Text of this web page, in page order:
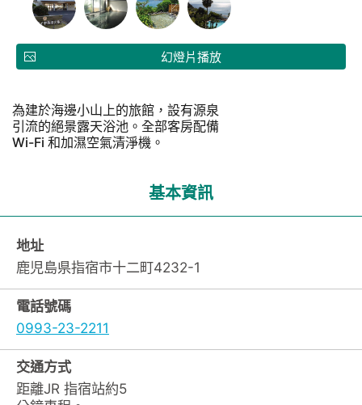
幻燈片播放
為建於海邊小山上的旅館，設有源泉
引流的絕景露天浴池。全部客房配備
Wi-Fi 和加濕空氣清淨機。
基本資訊
地址
鹿児島県指宿市十二町4232-1
電話號碼
0993-23-2211
交通方式
距離JR 指宿站約5